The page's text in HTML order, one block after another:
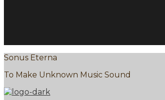
Sonus Eterna
To Make Unknown Music Sound